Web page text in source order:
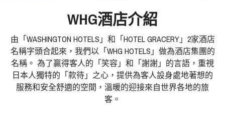
WHG酒店介紹
由「WASHINGTON HOTELS」和「HOTEL GRACERY」2家酒店
名稱字頭合起來，我們以「WHG HOTELS」做為酒店集團的
名稱。 為了贏得客人的「笑容」和「謝謝」的言語，重視
日本人獨特的「款待」之心，提供為客人設身處地著想的
服務和安全舒適的空間，溫暖的迎接來自世界各地的旅
客。